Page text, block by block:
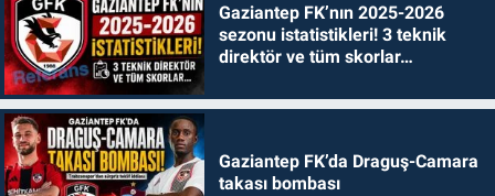
Gaziantep FK’nın 2025-2026
sezonu istatistikleri! 3 teknik
direktör ve tüm skorlar…
Gaziantep FK’da Draguş-Camara
takası bombası